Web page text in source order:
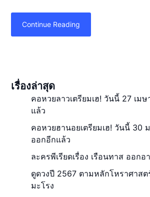
Continue Reading
เรื่องล่าสุด
คอหวยลาวเตรียมเฮ! วันนี้ 27 เม
แล้ว
คอหวยฮานอยเตรียมเฮ! วันนี้ 30
ออกอีกแล้ว
ละครพีเรียดเรื่อง เรือนทาส ออก
ดูดวงปี 2567 ตามหลักโหราศาสต
มะโรง